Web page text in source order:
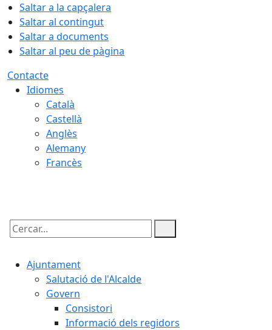
Saltar a la capçalera
Saltar al contingut
Saltar a documents
Saltar al peu de pàgina
Contacte
Idiomes
Català
Castellà
Anglès
Alemany
Francès
Cercar:
Ajuntament
Salutació de l'Alcalde
Govern
Consistori
Informació dels regidors